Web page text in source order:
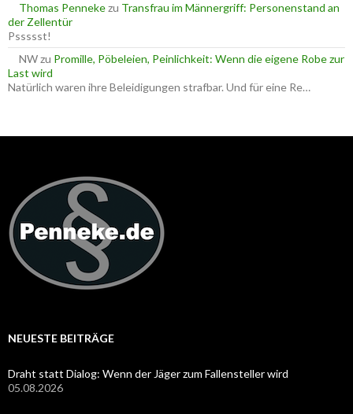
Thomas Pennekezu Transfrau im Männergriff: Personenstand an
der Zellentür
Pssssst!
NWzu Promille, Pöbeleien, Peinlichkeit: Wenn die eigene Robe zur
Last wird
Natürlich waren ihre Beleidigungen strafbar. Und für eine Re…
NEUESTE BEITRÄGE
Draht statt Dialog: Wenn der Jäger zum Fallensteller wird
05.08.2026